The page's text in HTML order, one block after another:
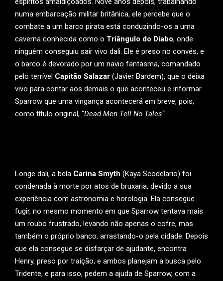
numa embarcação militar britânica, ele percebe que o
combate a um barco pirata está conduzindo-os a uma
caverna conhecida como o Triângulo do Diabo, onde
ninguém conseguiu sair vivo dali. Ele é preso no convés, e
o barco é devorado por um navio fantasma, comandado
pelo terrível Capitão Salazar (Javier Bardem), que o deixa
vivo para contar aos demais o que aconteceu e informar
Sparrow que uma vingança acontecerá em breve, pois,
como título original, “Dead Men Tell No Tales“.
Longe dali, a bela Carina Smyth (Kaya Scodelario) foi
condenada à morte por atos de bruxaria, devido a sua
experiência com astronomia e horologia. Ela consegue
fugir, no mesmo momento em que Sparrow tentava mais
um roubo frustrado, levando não apenas o cofre, mas
também o próprio banco, arrastando-o pela cidade. Depois
que ela consegue se disfarçar de ajudante, encontra
Henry, preso por traição, e ambos planejam a busca pelo
Tridente, e para isso, pedem a ajuda de Sparrow, com a